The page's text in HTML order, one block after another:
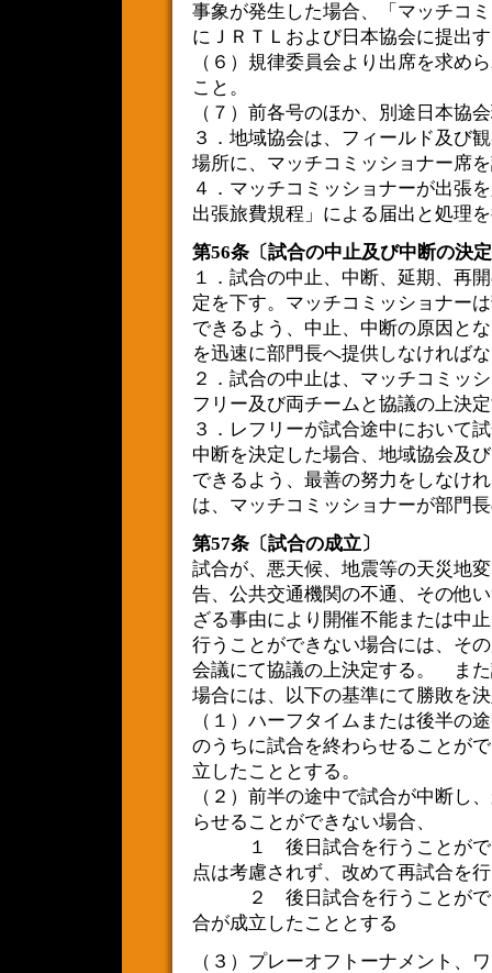
事象が発生した場合、「マッチコ
にＪＲＴＬおよび日本協会に提出
（６）規律委員会より出席を求め
こと。
（７）前各号のほか、別途日本協
３．地域協会は、フィールド及び
場所に、マッチコミッショナー席
４．マッチコミッショナーが出張
出張旅費規程」による届出と処理
第56条〔試合の中止及び中断の決
１．試合の中止、中断、延期、再
定を下す。マッチコミッショナー
できるよう、中止、中断の原因と
を迅速に部門長へ提供しなければ
２．試合の中止は、マッチコミッ
フリー及び両チームと協議の上決
３．レフリーが試合途中において
中断を決定した場合、地域協会及
できるよう、最善の努力をしなけ
は、マッチコミッショナーが部門
第57条〔試合の成立〕
試合が、悪天候、地震等の天災地
告、公共交通機関の不通、その他
ざる事由により開催不能または中
行うことができない場合には、そ
会議にて協議の上決定する。 ま
場合には、以下の基準にて勝敗を
（１）ハーフタイムまたは後半の
のうちに試合を終わらせることが
立したこととする。
（２）前半の途中で試合が中断し
らせることができない場合、
１ 後日試合を行うことができ
点は考慮されず、改めて再試合を
２ 後日試合を行うことができ
合が成立したこととする
（３）プレーオフトーナメント、